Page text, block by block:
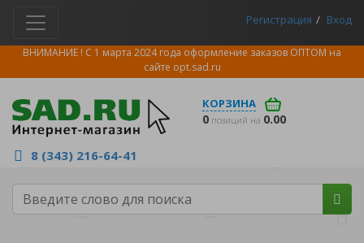
Регистрация Вход
ВНИМАНИЕ ! С 1 марта 2024 года оформление заказов ОПТОМ на
сайте opt.sad.ru
КОРЗИНА
0 позиций на 0.00
8 (343) 216-64-41